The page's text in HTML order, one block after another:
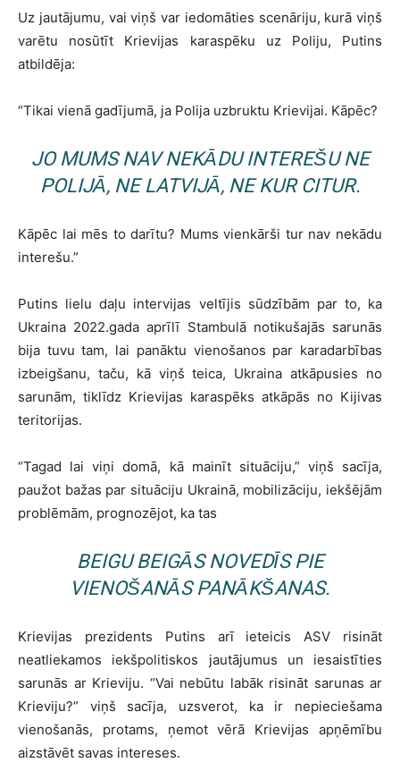
Uz jautājumu, vai viņš var iedomāties scenāriju, kurā viņš
varētu nosūtīt Krievijas karaspēku uz Poliju, Putins
atbildēja:
“Tikai vienā gadījumā, ja Polija uzbruktu Krievijai. Kāpēc?
JO MUMS NAV NEKĀDU INTEREŠU NE
POLIJĀ, NE LATVIJĀ, NE KUR CITUR.
Kāpēc lai mēs to darītu? Mums vienkārši tur nav nekādu
interešu.”
Putins lielu daļu intervijas veltījis sūdzībām par to, ka
Ukraina 2022.gada aprīlī Stambulā notikušajās sarunās
bija tuvu tam, lai panāktu vienošanos par karadarbības
izbeigšanu, taču, kā viņš teica, Ukraina atkāpusies no
sarunām, tiklīdz Krievijas karaspēks atkāpās no Kijivas
teritorijas.
“Tagad lai viņi domā, kā mainīt situāciju,” viņš sacīja,
paužot bažas par situāciju Ukrainā, mobilizāciju, iekšējām
problēmām, prognozējot, ka tas
BEIGU BEIGĀS NOVEDĪS PIE
VIENOŠANĀS PANĀKŠANAS.
Krievijas prezidents Putins arī ieteicis ASV risināt
neatliekamos iekšpolitiskos jautājumus un iesaistīties
sarunās ar Krieviju. “Vai nebūtu labāk risināt sarunas ar
Krieviju?” viņš sacīja, uzsverot, ka ir nepieciešama
vienošanās, protams, ņemot vērā Krievijas apņēmību
aizstāvēt savas intereses.